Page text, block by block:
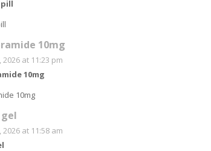
10mg
2026 at 11:23 pm
10mg
10mg
2026 at 11:58 am